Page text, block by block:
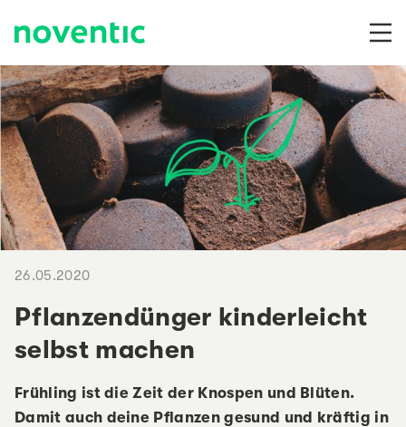
26.05.2020
Pflanzendünger kinderleicht
selbst machen
Frühling ist die Zeit der Knospen und Blüten.
Damit auch deine Pflanzen gesund und kräftig in